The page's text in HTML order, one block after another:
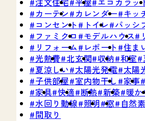
カーテン
カレンダー キッ
コンセント
トイレ
パッシ
ファミクロ
モデルハウス
リフォーム
レポート 住ま
光熱費 北玄関 収納 和室
夏涼しい 太陽光発電 太陽
子供部屋 室内物干し 家事
家具 快適 断熱 新築 暖か
水回り動線 照明 窓 自然
間取り